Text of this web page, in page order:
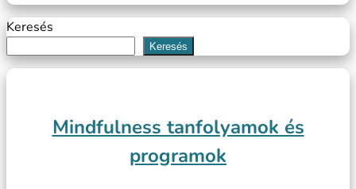
Keresés
Keresés
Mindfulness tanfolyamok és
programok